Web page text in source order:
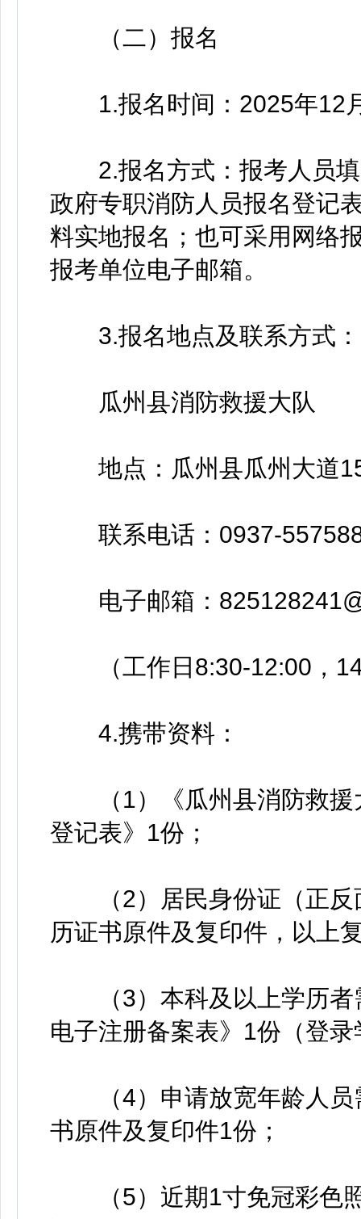
（二）报名
1.报名时间：2025年12
2.报名方式：报考人员填
政府专职消防人员报名登记
料实地报名；也可采用网络
报考单位电子邮箱。
3.报名地点及联系方式：
瓜州县消防救援大队
地点：瓜州县瓜州大道
联系电话：0937-
电子邮箱：
（工作日8:30-12:00，
4.携带资料：
（1）《瓜州县消防救援
登记表》1份；
（2）居民身份证（正反
历证书原件及复印件，以上
（3）本科及以上学历者
电子注册备案表》1份（登
（4）申请放宽年龄人员
书原件及复印件1份；
（5）近期1寸免冠彩色照